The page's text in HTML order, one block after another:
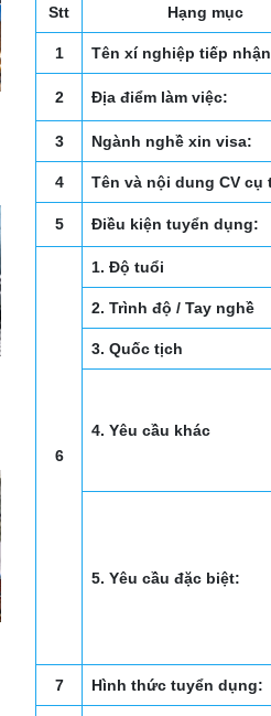
Stt Hạng mục
1 Tên xí nghiệp tiếp
2 Địa điểm làm việc:
3 Ngành nghề xin visa:
4 Tên và nội dung CV cụ
5 Điều kiện tuyển dụng:
6
1. Độ tuổi
2. Trình độ / Tay nghề
3. Quốc tịch
4. Yêu cầu khác
5. Yêu cầu đặc biệt:
7 Hình thức tuyển dụng: